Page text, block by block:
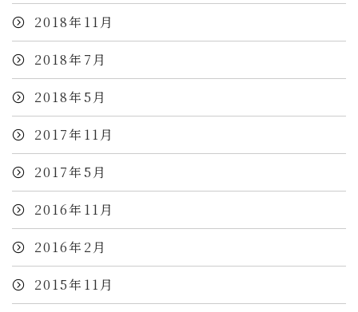
2018年11月
2018年7月
2018年5月
2017年11月
2017年5月
2016年11月
2016年2月
2015年11月